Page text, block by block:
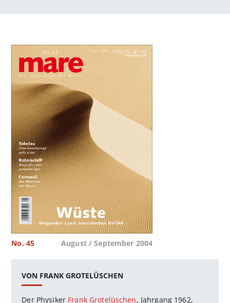
No. 45 August / September 2004
VON FRANK GROTELÜSCHEN
Der Physiker Frank Grotelüschen, Jahrgang 1962,